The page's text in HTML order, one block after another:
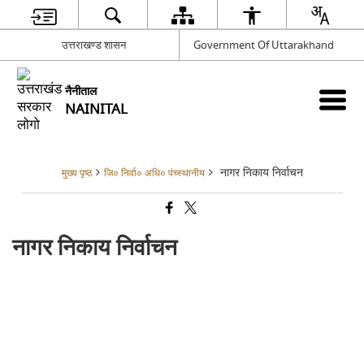
उत्तराखण्ड शासन Government Of Uttarakhand
नैनीताल
NAINITAL
मुख्य पृष्ठ जि० निर्वा० अधि० पंच्स्थानीय नागर निकाय निर्वाचन
नागर निकाय निर्वाचन